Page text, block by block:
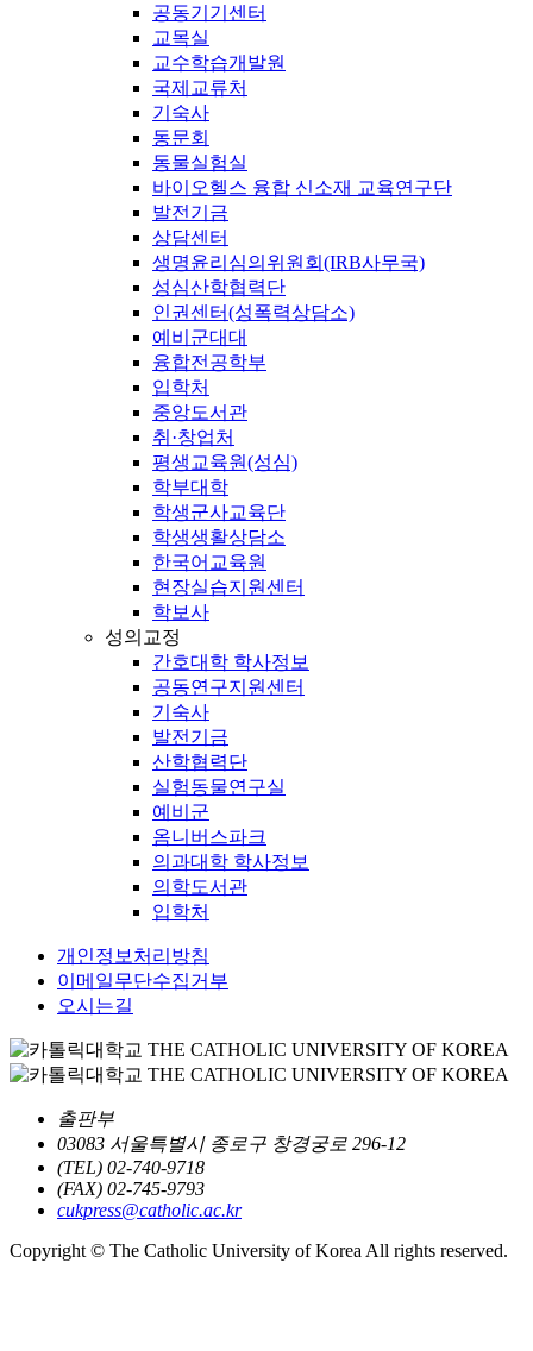
공동기기센터
교목실
교수학습개발원
국제교류처
기숙사
동문회
동물실험실
바이오헬스 융합 신소재 교육연구단
발전기금
상담센터
생명윤리심의위원회(IRB사무국)
성심산학협력단
인권센터(성폭력상담소)
예비군대대
융합전공학부
입학처
중앙도서관
취·창업처
평생교육원(성심)
학부대학
학생군사교육단
학생생활상담소
한국어교육원
현장실습지원센터
학보사
성의교정
간호대학 학사정보
공동연구지원센터
기숙사
발전기금
산학협력단
실험동물연구실
예비군
옴니버스파크
의과대학 학사정보
의학도서관
입학처
개인정보처리방침
이메일무단수집거부
오시는길
출판부
03083 서울특별시 종로구 창경궁로 296-12
(TEL) 02-740-9718
(FAX) 02-745-9793
cukpress@catholic.ac.kr
Copyright © The Catholic University of Korea All rights reserved.